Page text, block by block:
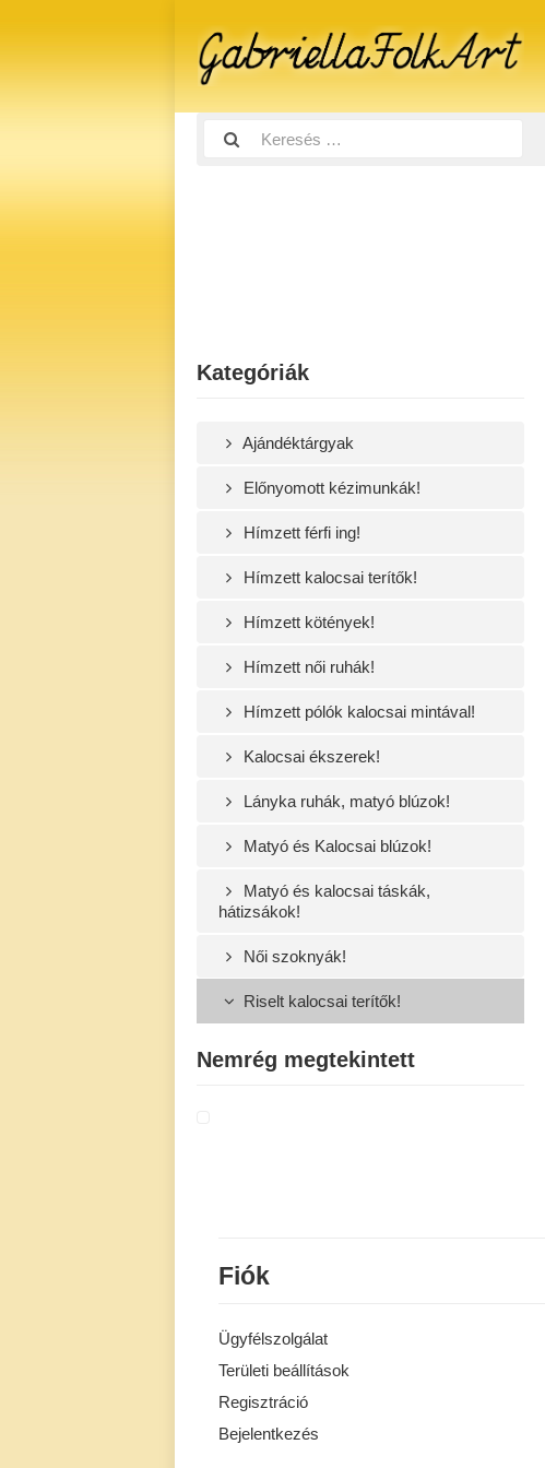
Kategóriák
Ajándéktárgyak
Előnyomott kézimunkák!
Hímzett férfi ing!
Hímzett kalocsai terítők!
Hímzett kötények!
Hímzett női ruhák!
Hímzett pólók kalocsai mintával!
Kalocsai ékszerek!
Lányka ruhák, matyó blúzok!
Matyó és Kalocsai blúzok!
Matyó és kalocsai táskák,
hátizsákok!
Női szoknyák!
Riselt kalocsai terítők!
Nemrég megtekintett
Fiók
Ügyfélszolgálat
Területi beállítások
Regisztráció
Bejelentkezés